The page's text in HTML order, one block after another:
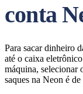
conta
Para sacar dinheiro
até o caixa
máquina, selecionar
saques na Neon é